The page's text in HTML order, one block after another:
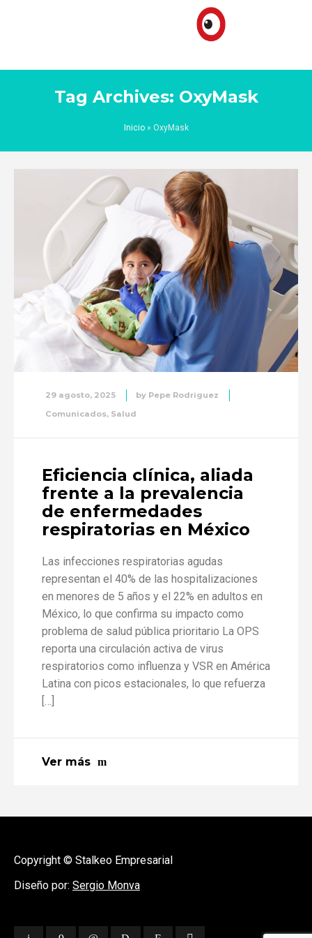
Tag Archives: OxyMask
Inicio» OxyMask
29 agosto, 2025 by Pepe Rodriguez
Comunicados, Salud
Eficiencia clínica, aliada
frente a la prevalencia
de enfermedades
respiratorias en México
Las infecciones respiratorias agudas
representan el 40% de las hospitalizaciones
en menores de 5 años y el 22% en adultos en
México, lo que confirma su impacto como
problema de salud pública prioritario La OPS
reporta una circulación activa de virus
respiratorios como influenza y VSR en América
Latina con picos estacionales, lo que refuerza
[…]
Ver más
Copyright © Stalkeo Empresarial
Diseño por: Sergio Monva